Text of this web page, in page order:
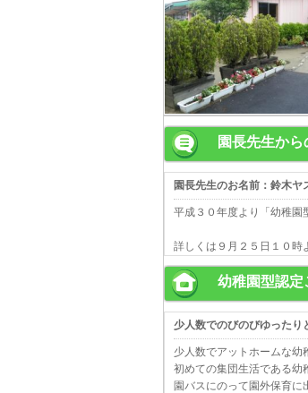
園長先生から
園長先生のお名前：鈴木ヤ
平成３０年度より「幼稚園
詳しくは９月２５日１０時
幼稚園型認
少人数でのびのびゆったり
少人数でアットホームな幼
初めての集団生活である幼
園バスにのって園外保育